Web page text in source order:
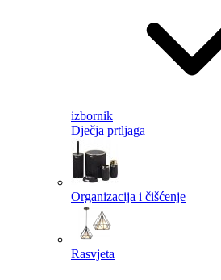
izbornik
Dječja prtljaga
Organizacija i čišćenje
Rasvjeta